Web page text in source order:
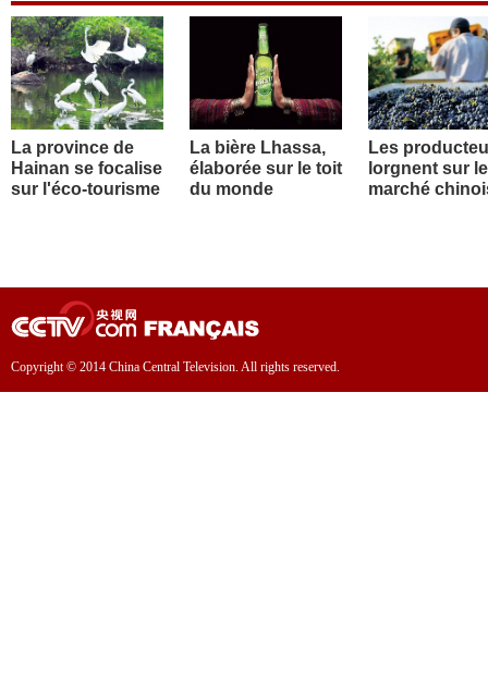
La province de
Hainan se focalise
sur l'éco-tourisme
La bière Lhassa,
élaborée sur le toit
du monde
Les
lorgnent sur le
marché
Copyright © 2014 China Central Television. All rights reserved.